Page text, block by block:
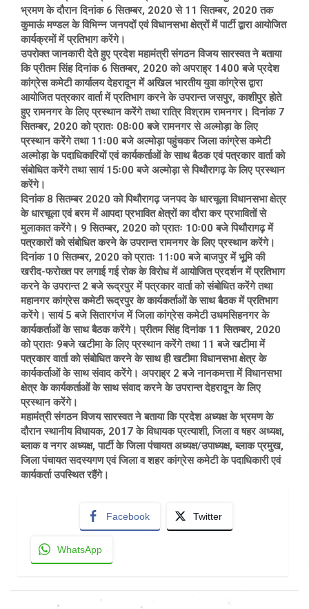
भ्रमण के दौरान दिनांक 6 सितम्बर, 2020 से 11 सितम्बर, 2020 तक
कुमाऊं मण्डल के विभिन्न जनपदों एवं विधानसभा क्षेत्रों में पार्टी द्वारा आयोजित
कार्यक्रमों में प्रतिभाग करेंगे।
उपरोक्त जानकारी देते हुए प्रदेश महामंत्री संगठन विजय सारस्वत ने बताया
कि प्रीतम सिंह दिनांक 6 सितम्बर, 2020 को अपराह्र 1400 बजे प्रदेश
कांग्रेस कमेटी कार्यालय देहरादून में अखिल भारतीय युवा कांग्रेस द्वारा
आयोजित पत्रकार वार्ता में प्रतिभाग करने के उपरान्त जसपुर, काशीपुर होते
हुए रामनगर के लिए प्रस्थान करेंगे तथा रात्रि विश्राम रामनगर। दिनांक 7
सितम्बर, 2020 को प्रातः 08ः00 बजे रामनगर से अल्मोड़ा के लिए
प्रस्थान करेंगे तथा 11ः00 बजे अल्मोड़ा पहुंचकर जिला कांग्रेस कमेटी
अल्मोड़ा के पदाधिकारियों एवं कार्यकर्ताओं के साथ बैठक एवं पत्रकार वार्ता को
संबोधित करेंगे तथा सायं 15ः00 बजे अल्मोड़ा से पिथौरागढ़ के लिए प्रस्थान
करेंगे।
दिनांक 8 सितम्बर 2020 को पिथौरागढ़ जनपद के धारचूला विधानसभा क्षेत्र
के धारचूला एवं बरम में आपदा प्रभावित क्षेत्रों का दौरा कर प्रभावितों से
मुलाकात करेंगे। 9 सितम्बर, 2020 को प्रातः 10ः00 बजे पिथौरागढ़ में
पत्रकारों को संबोधित करने के उपरान्त रामनगर के लिए प्रस्थान करेंगे।
दिनांक 10 सितम्बर, 2020 को प्रातः 11ः00 बजे बाजपुर में भूमि की
खरीद-फरोख्त पर लगाई गई रोक के विरोध में आयोजित प्रदर्शन में प्रतिभाग
करने के उपरान्त 2 बजे रूद्रपुर में पत्रकार वार्ता को संबोधित करेंगे तथा
महानगर कांग्रेस कमेटी रूद्रपुर के कार्यकर्ताओं के साथ बैठक में प्रतिभाग
करेंगे। सायं 5 बजे सितारगंज में जिला कांग्रेस कमेटी उधमसिहनगर के
कार्यकर्ताओं के साथ बैठक करेंगे। प्रीतम सिंह दिनांक 11 सितम्बर, 2020
को प्रातः 9बजे खटीमा के लिए प्रस्थान करेंगे तथा 11 बजे खटीमा में
पत्रकार वार्ता को संबोधित करने के साथ ही खटीमा विधानसभा क्षेत्र के
कार्यकर्ताओं के साथ संवाद करेंगे। अपराह्र 2 बजे नानकमत्ता में विधानसभा
क्षेत्र के कार्यकर्ताओं के साथ संवाद करने के उपरान्त देहरादून के लिए
प्रस्थान करेंगे।
महामंत्री संगठन विजय सारस्वत ने बताया कि प्रदेश अध्यक्ष के भ्रमण के
दौरान स्थानीय विधायक, 2017 के विधायक प्रत्याशी, जिला व षहर अध्यक्ष,
ब्लाक व नगर अध्यक्ष, पार्टी के जिला पंचायत अध्यक्ष/उपाध्यक्ष, ब्लाक प्रमुख,
जिला पंचायत सदस्यगण एवं जिला व शहर कांग्रेस कमेटी के पदाधिकारी एवं
कार्यकर्ता उपस्थित रहैंगे।
Facebook Twitter
WhatsApp